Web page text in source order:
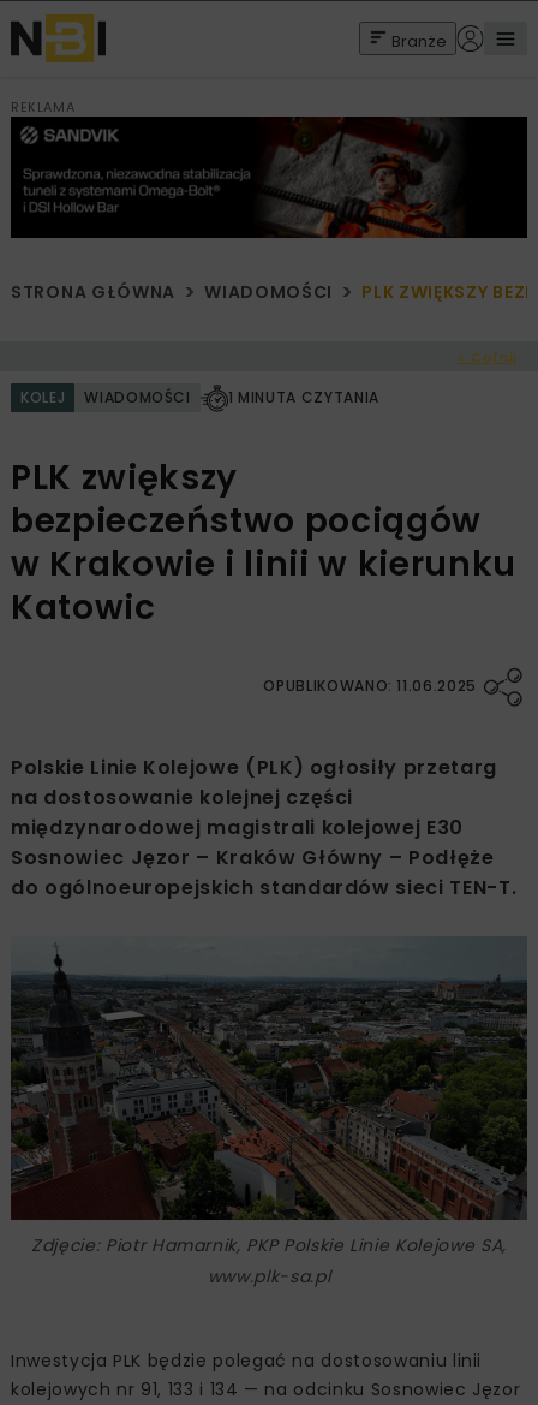
Branże
REKLAMA
STRONA GŁÓWNA WIADOMOŚCI PLK ZWIĘKSZY
< Cofnij
KOLEJ WIADOMOŚCI 1 MINUTA CZYTANIA
PLK zwiększy
bezpieczeństwo pociągów
w Krakowie i linii w kierunku
Katowic
OPUBLIKOWANO: 11.06.2025
Polskie Linie Kolejowe (PLK) ogłosiły przetarg
na dostosowanie kolejnej części
międzynarodowej magistrali kolejowej E30
Sosnowiec Jęzor – Kraków Główny – Podłęże
do ogólnoeuropejskich standardów sieci TEN-T.
Zdjęcie: Piotr Hamarnik, PKP Polskie Linie Kolejowe SA,
www.plk-sa.pl
Inwestycja PLK będzie polegać na dostosowaniu linii
kolejowych nr 91, 133 i 134 — na odcinku Sosnowiec Jęzor